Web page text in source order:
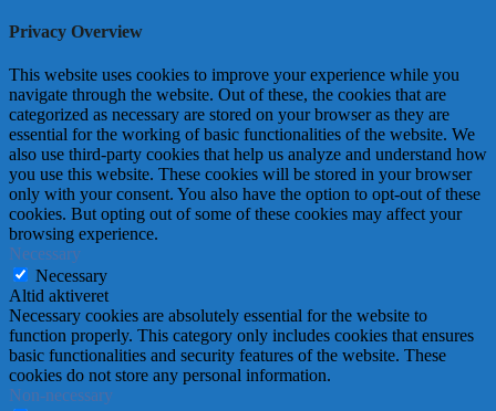
Privacy Overview
This website uses cookies to improve your experience while you
navigate through the website. Out of these, the cookies that are
categorized as necessary are stored on your browser as they are
essential for the working of basic functionalities of the website. We
also use third-party cookies that help us analyze and understand how
you use this website. These cookies will be stored in your browser
only with your consent. You also have the option to opt-out of these
cookies. But opting out of some of these cookies may affect your
browsing experience.
Necessary
Necessary
Altid aktiveret
Necessary cookies are absolutely essential for the website to
function properly. This category only includes cookies that ensures
basic functionalities and security features of the website. These
cookies do not store any personal information.
Non-necessary